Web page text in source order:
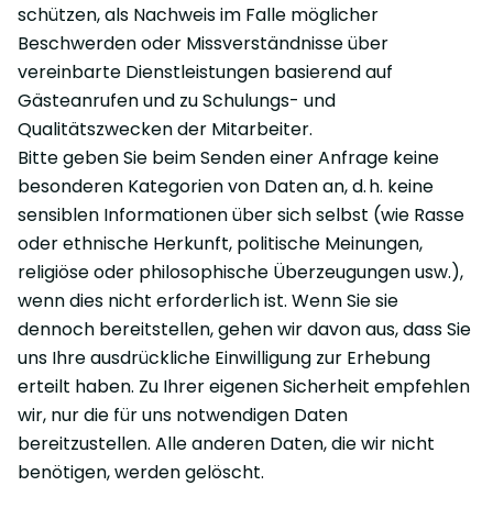
schützen, als Nachweis im Falle möglicher
Beschwerden oder Missverständnisse über
vereinbarte Dienstleistungen basierend auf
Gästeanrufen und zu Schulungs- und
Qualitätszwecken der Mitarbeiter.
Bitte geben Sie beim Senden einer Anfrage keine
besonderen Kategorien von Daten an, d. h. keine
sensiblen Informationen über sich selbst (wie Rasse
oder ethnische Herkunft, politische Meinungen,
religiöse oder philosophische Überzeugungen usw.),
wenn dies nicht erforderlich ist. Wenn Sie sie
dennoch bereitstellen, gehen wir davon aus, dass Sie
uns Ihre ausdrückliche Einwilligung zur Erhebung
erteilt haben. Zu Ihrer eigenen Sicherheit empfehlen
wir, nur die für uns notwendigen Daten
bereitzustellen. Alle anderen Daten, die wir nicht
benötigen, werden gelöscht.